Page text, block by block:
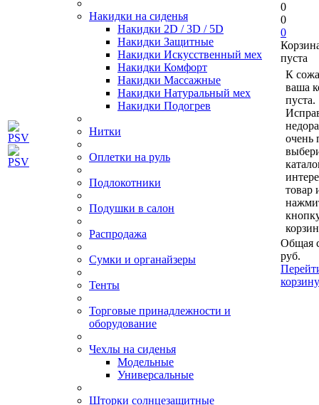
Накидки на сиденья
Накидки 2D / 3D / 5D
Накидки Защитные
Накидки Искусственный мех
Накидки Комфорт
Накидки Массажные
Накидки Натуральный мех
Накидки Подогрев
Нитки
Оплетки на руль
Подлокотники
Подушки в салон
Распродажа
Сумки и органайзеры
Тенты
Торговые принадлежности и
оборудование
Чехлы на сиденья
Модельные
Универсальные
Шторки солнцезащитные
0
0
0
пуста
К
ваша
пуста.
очень
товар
Общая
руб.
корзину